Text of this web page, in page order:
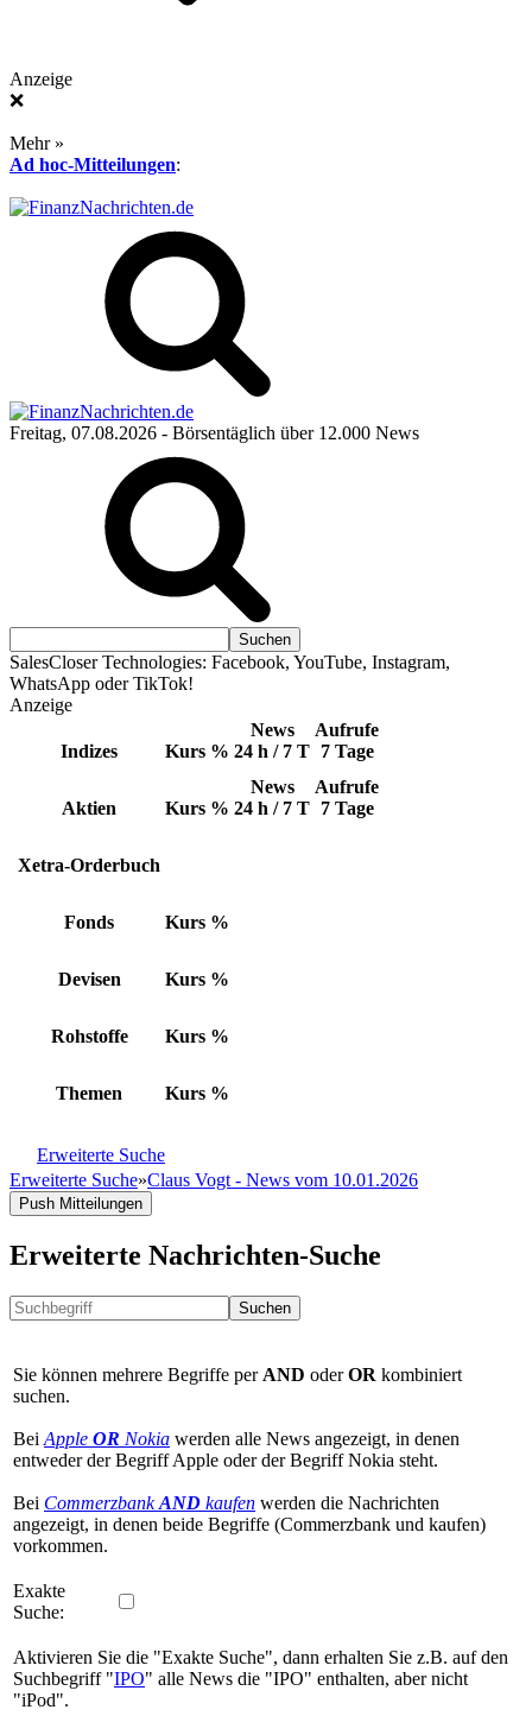
Anzeige
❌
Mehr »
Ad hoc-Mitteilungen:
Freitag, 07.08.2026 - Börsentäglich über 12.000 News
SalesCloser Technologies: Facebook, YouTube, Instagram,
WhatsApp oder TikTok!
Anzeige
Indizes Kurs %
News
24 h / 7 T
Aufrufe
7 Tage
Aktien Kurs %
News
24 h / 7 T
Aufrufe
7 Tage
Xetra-Orderbuch
Fonds Kurs %
Devisen Kurs %
Rohstoffe Kurs %
Themen Kurs %
Erweiterte Suche
Erweiterte Suche»Claus Vogt - News vom 10.01.2026
Push Mitteilungen
Erweiterte Nachrichten-Suche
Suchen
Sie können mehrere Begriffe per AND oderOR kombiniert
suchen.
Bei Apple OR Nokia werden alle News angezeigt, in denen
entweder der Begriff Apple oder der Begriff Nokia steht.
Bei CommerzbankAND kaufen werden die Nachrichten
angezeigt, in denen beide Begriffe (Commerzbank und kaufen)
vorkommen.
Exakte
Suche:
Aktivieren Sie die "Exakte Suche", dann erhalten Sie z.B. auf den
Suchbegriff "IPO" alle News die "IPO" enthalten, aber nicht
"iPod".